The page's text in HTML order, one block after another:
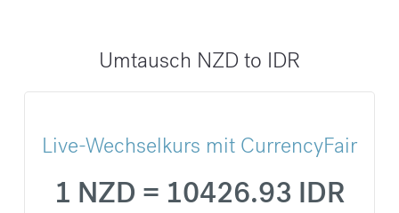
Umtausch NZD to IDR
Live-Wechselkurs mit CurrencyFair
1 NZD = 10426.93 IDR